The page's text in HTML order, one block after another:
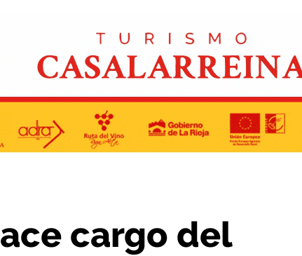
parques y jardines de Haro
cargo del